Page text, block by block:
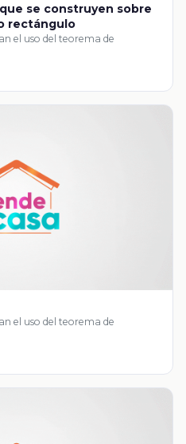
se construyen sobre
rectángulo
el uso del teorema de
el uso del teorema de